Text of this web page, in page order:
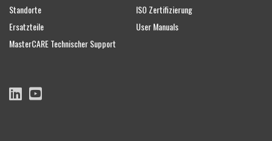
Standorte
Ersatzteile
MasterCARE Technischer Support
ISO Zertifizierung
User Manuals